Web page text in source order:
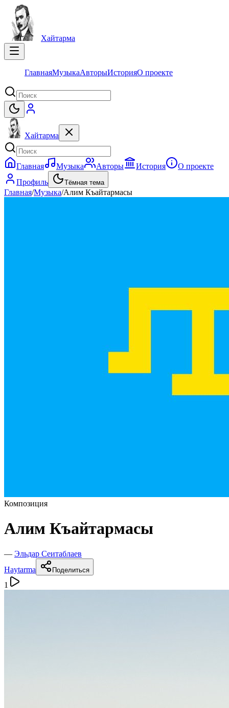
Хайтарма
ГлавнаяМузыкаАвторыИсторияО проекте
Хайтарма
Главная Музыка Авторы История
О проекте
Профиль
Тёмная тема
Главная/Музыка/Алим Къайтармасы
Композиция
Алим Къайтармасы
— Эльдар Сеитаблаев
Haytarma
Поделиться
1